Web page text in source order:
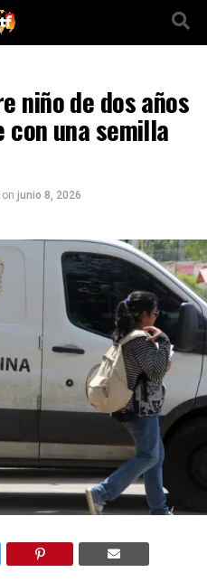
niño de dos años
una semilla
on junio 8, 2026